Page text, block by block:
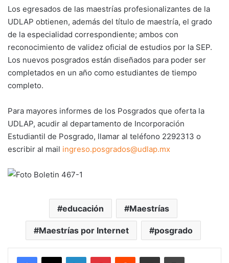
Los egresados de las maestrías profesionalizantes de la
UDLAP obtienen, además del título de maestría, el grado
de la especialidad correspondiente; ambos con
reconocimiento de validez oficial de estudios por la SEP.
Los nuevos posgrados están diseñados para poder ser
completados en un año como estudiantes de tiempo
completo.
Para mayores informes de los Posgrados que oferta la
UDLAP, acudir al departamento de Incorporación
Estudiantil de Posgrado, llamar al teléfono 2292313 o
escribir al mail ingreso.posgrados@udlap.mx
educación Maestrías
Maestrías por Internet posgrado
LinkedInPinterestReddit Share via Email Print